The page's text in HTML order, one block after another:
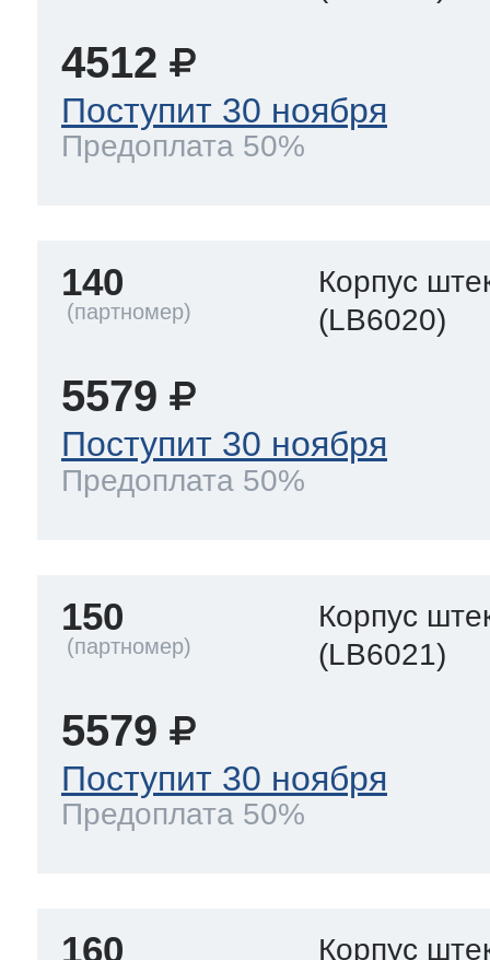
4512
Поступит 30 ноября
Предоплата 50%
140
Корпус
(LB6020)
5579
Поступит 30 ноября
Предоплата 50%
150
Корпус
(LB6021)
5579
Поступит 30 ноября
Предоплата 50%
160
Корпус